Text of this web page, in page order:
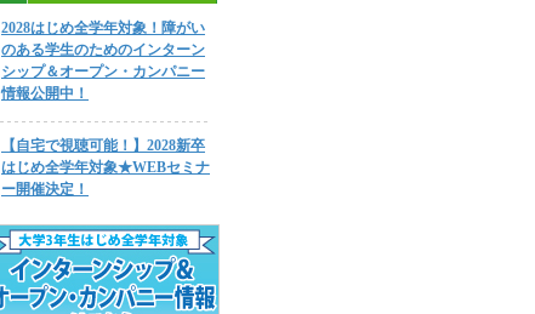
2028はじめ全学年対象！障がい
のある学生のためのインターン
シップ＆オープン・カンパニー
情報公開中！
【自宅で視聴可能！】2028新卒
はじめ全学年対象★WEBセミナ
ー開催決定！